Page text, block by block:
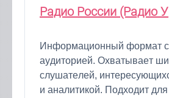
Радио России (Радио
Информационный формат с
аудиторией. Охватывает
слушателей,
и аналитикой. Подходит для